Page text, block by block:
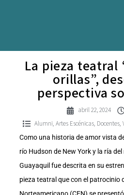
La pieza teatral
orillas”,
perspectiva
abril 22, 2024
Alumni, Artes Escénicas, Docentes,
Como una historia de amor vista
río Hudson de New York y la ría
Guayaquil fue descrita en su
pieza teatral que con el patrocinio